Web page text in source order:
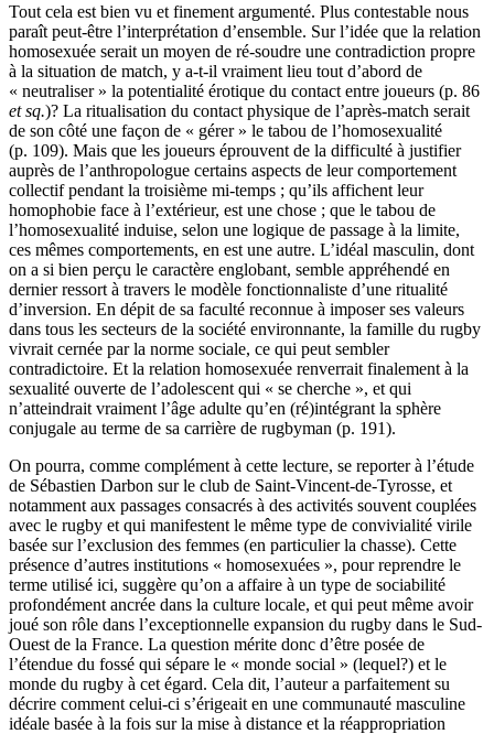
Tout cela est bien vu et finement argumenté. Plus contestable nous
paraît peut-être l’interprétation d’ensemble. Sur l’idée que la relation
homosexuée serait un moyen de ré-soudre une contradiction propre
à la situation de match, y a-t-il vraiment lieu tout d’abord de
« neutraliser » la potentialité érotique du contact entre joueurs (p. 86
et sq.)? La ritualisation du contact physique de l’après-match serait
de son côté une façon de « gérer » le tabou de l’homosexualité
(p. 109). Mais que les joueurs éprouvent de la difficulté à justifier
auprès de l’anthropologue certains aspects de leur comportement
collectif pendant la troisième mi-temps ; qu’ils affichent leur
homophobie face à l’extérieur, est une chose ; que le tabou de
l’homosexualité induise, selon une logique de passage à la limite,
ces mêmes comportements, en est une autre. L’idéal masculin, dont
on a si bien perçu le caractère englobant, semble appréhendé en
dernier ressort à travers le modèle fonctionnaliste d’une ritualité
d’inversion. En dépit de sa faculté reconnue à imposer ses valeurs
dans tous les secteurs de la société environnante, la famille du rugby
vivrait cernée par la norme sociale, ce qui peut sembler
contradictoire. Et la relation homosexuée renverrait finalement à la
sexualité ouverte de l’adolescent qui « se cherche », et qui
n’atteindrait vraiment l’âge adulte qu’en (ré)intégrant la sphère
conjugale au terme de sa carrière de rugbyman (p. 191).
On pourra, comme complément à cette lecture, se reporter à l’étude
de Sébastien Darbon sur le club de Saint-Vincent-de-Tyrosse, et
notamment aux passages consacrés à des activités souvent couplées
avec le rugby et qui manifestent le même type de convivialité virile
basée sur l’exclusion des femmes (en particulier la chasse). Cette
présence d’autres institutions « homosexuées », pour reprendre le
terme utilisé ici, suggère qu’on a affaire à un type de sociabilité
profondément ancrée dans la culture locale, et qui peut même avoir
joué son rôle dans l’exceptionnelle expansion du rugby dans le Sud-
Ouest de la France. La question mérite donc d’être posée de
l’étendue du fossé qui sépare le « monde social » (lequel?) et le
monde du rugby à cet égard. Cela dit, l’auteur a parfaitement su
décrire comment celui-ci s’érigeait en une communauté masculine
idéale basée à la fois sur la mise à distance et la réappropriation